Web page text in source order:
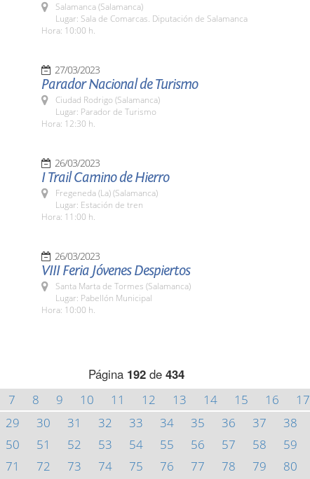
Salamanca (Salamanca)
Lugar: Sala de Comarcas. Diputación de Salamanca
Hora: 10:00 h.
27/03/2023
Parador Nacional de Turismo
Ciudad Rodrigo (Salamanca)
Lugar: Parador de Turismo
Hora: 12:30 h.
26/03/2023
I Trail Camino de Hierro
Fregeneda (La) (Salamanca)
Lugar: Estación de tren
Hora: 11:00 h.
26/03/2023
VIII Feria Jóvenes Despiertos
Santa Marta de Tormes (Salamanca)
Lugar: Pabellón Municipal
Hora: 10:00 h.
Página 192de 434
7 8 9 10 11 12 13 14 15 16 17
29 30 31 32 33 34 35 36 37 38
50 51 52 53 54 55 56 57 58 59
71 72 73 74 75 76 77 78 79 80